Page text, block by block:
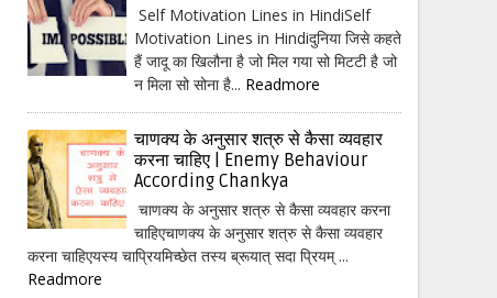
Self Motivation Lines in HindiSelf
Motivation Lines in Hindiदुनिया जिसे कहते
हैं जादू का खिलौना है जो मिल गया सो मिटटी है जो
न मिला सो सोना है... Readmore
चाणक्य के अनुसार शत्रु से कैसा व्यवहार
करना चाहिए | Enemy Behaviour
According Chankya
चाणक्य के अनुसार शत्रु से कैसा व्यवहार करना
चाहिएचाणक्य के अनुसार शत्रु से कैसा व्यवहार
करना चाहिएयस्य चाप्रियमिच्छेत तस्य ब्रूयात् सदा प्रियम् ...
Readmore